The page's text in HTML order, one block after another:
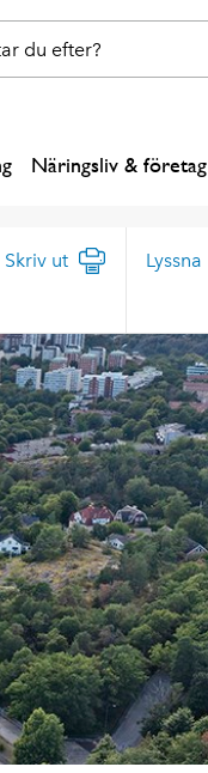
Näringsliv & företag
Skriv ut Lyssna